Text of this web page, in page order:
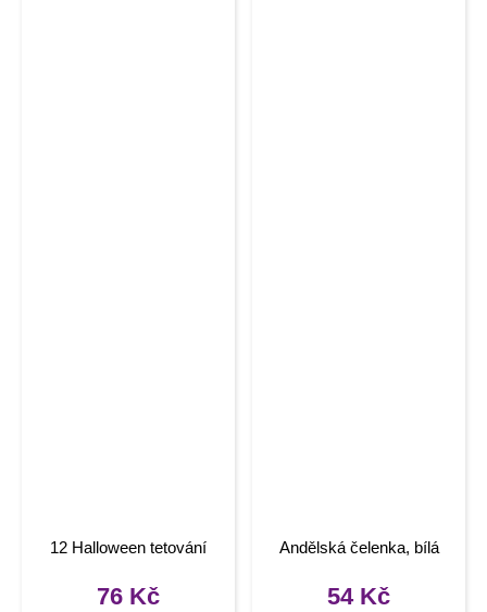
12 Halloween tetování
76 Kč
Andělská čelenka, bílá
54 Kč